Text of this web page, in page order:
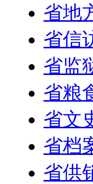
省地
省信
省监
省粮
省文
省档
省供